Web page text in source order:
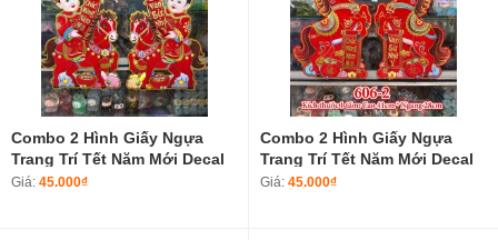
Combo 2 Hình Giấy Ngựa
Trang Trí Tết Năm Mới Decal
Tết Năm Bính Ngọ 2026 601-2
Giá: 45.000₫
Combo 2 Hình Giấy Ngựa
Trang Trí Tết Năm Mới Decal
Tết Năm Bính Ngọ 2026 606-2
Giá: 45.000₫